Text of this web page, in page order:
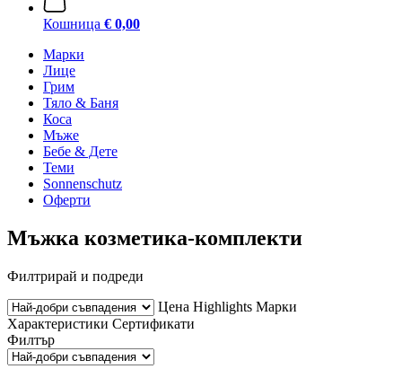
Кошница € 0,00
Марки
Лице
Грим
Тяло & Баня
Коса
Мъже
Бебе & Дете
Теми
Sonnenschutz
Оферти
Мъжка козметика-комплекти
Филтрирай и подреди
Цена Highlights Марки
Характеристики Сертификати
Филтър